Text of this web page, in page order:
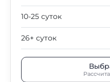
10-25 суток
26+ суток